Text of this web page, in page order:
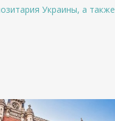
Украины, а также